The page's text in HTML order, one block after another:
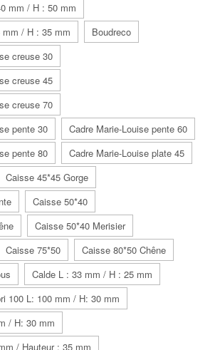
mm / H : 50 mm
/ H : 35 mm
Boudreco
creuse 30
creuse 45
creuse 70
pente 30
Cadre Marie-Louise pente 60
pente 80
Cadre Marie-Louise plate 45
Caisse 45*45 Gorge
Caisse 50*40
Caisse 50*40 Merisier
Caisse 75*50
Caisse 80*50 Chêne
Calde L : 33 mm / H : 25 mm
100 L: 100 mm / H: 30 mm
/ H: 30 mm
/ Hauteur : 35 mm